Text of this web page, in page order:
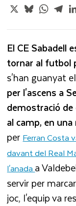
X Bluesky
El CE Sabadell
tornar al futbol
s'han guanyat el
per l'ascens a
demostració de
al camp, en
per Ferran Costa
davant del Real
l'anada a
servir per
joc, l'equip va